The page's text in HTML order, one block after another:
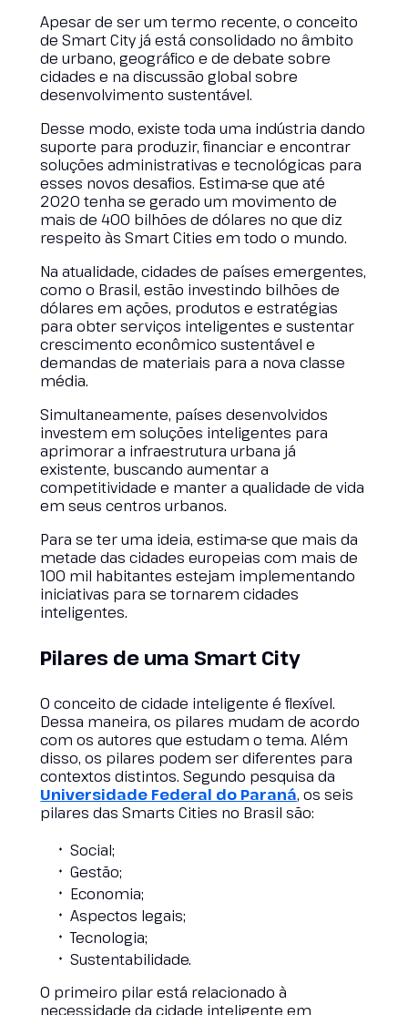
Apesar de ser um termo recente, o conceito
de Smart City já está consolidado no âmbito
de urbano, geográfico e de debate sobre
cidades e na discussão global sobre
desenvolvimento sustentável.
Desse modo, existe toda uma indústria dando
suporte para produzir, financiar e encontrar
soluções administrativas e tecnológicas para
esses novos desafios. Estima-se que até
2020 tenha se gerado um movimento de
mais de 400 bilhões de dólares no que diz
respeito às Smart Cities em todo o mundo.
Na atualidade, cidades de países emergentes,
como o Brasil, estão investindo bilhões de
dólares em ações, produtos e estratégias
para obter serviços inteligentes e sustentar
crescimento econômico sustentável e
demandas de materiais para a nova classe
média.
Simultaneamente, países desenvolvidos
investem em soluções inteligentes para
aprimorar a infraestrutura urbana já
existente, buscando aumentar a
competitividade e manter a qualidade de vida
em seus centros urbanos.
Para se ter uma ideia, estima-se que mais da
metade das cidades europeias com mais de
100 mil habitantes estejam implementando
iniciativas para se tornarem cidades
inteligentes.
Pilares de uma Smart City
O conceito de cidade inteligente é flexível.
Dessa maneira, os pilares mudam de acordo
com os autores que estudam o tema. Além
disso, os pilares podem ser diferentes para
contextos distintos. Segundo pesquisa da
Universidade Federal do Paraná, os seis
pilares das Smarts Cities no Brasil são:
Social;
Gestão;
Economia;
Aspectos legais;
Tecnologia;
Sustentabilidade.
O primeiro pilar está relacionado à
necessidade da cidade inteligente em